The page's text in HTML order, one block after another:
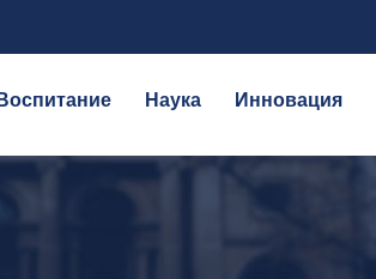
Наука Инновация